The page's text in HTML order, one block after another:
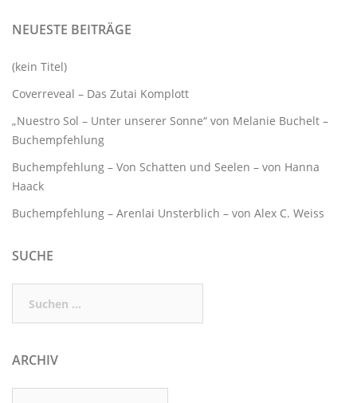
NEUESTE BEITRÄGE
(kein Titel)
Coverreveal – Das Zutai Komplott
„Nuestro Sol – Unter unserer Sonne“ von Melanie Buchelt –
Buchempfehlung
Buchempfehlung – Von Schatten und Seelen – von Hanna
Haack
Buchempfehlung – Arenlai Unsterblich – von Alex C. Weiss
SUCHE
nach:
ARCHIV